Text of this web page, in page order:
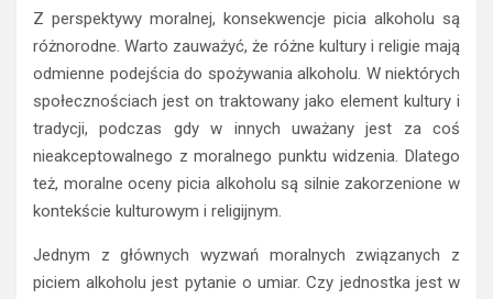
Z perspektywy moralnej, konsekwencje picia alkoholu są
różnorodne. Warto zauważyć, że różne kultury i religie mają
odmienne podejścia do spożywania alkoholu. W niektórych
społecznościach jest on traktowany jako element kultury i
tradycji, podczas gdy w innych uważany jest za coś
nieakceptowalnego z moralnego punktu widzenia. Dlatego
też, moralne oceny picia alkoholu są silnie zakorzenione w
kontekście kulturowym i religijnym.
Jednym z głównych wyzwań moralnych związanych z
piciem alkoholu jest pytanie o umiar. Czy jednostka jest w